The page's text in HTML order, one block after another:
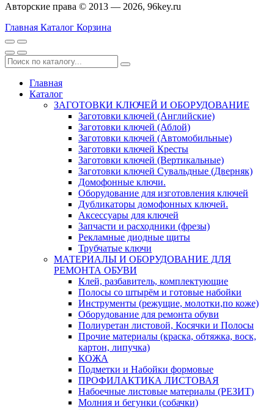
Авторские права © 2013 — 2026, 96key.ru
Главная Каталог Корзина
Главная
Каталог
ЗАГОТОВКИ КЛЮЧЕЙ И ОБОРУДОВАНИЕ
Заготовки ключей (Английские)
Заготовки ключей (Аблой)
Заготовки ключей (Автомобильные)
Заготовки ключей Кресты
Заготовки ключей (Вертикальные)
Заготовки ключей Сувальдные (Дверняк)
Домофонные ключи.
Оборудование для изготовления ключей
Дубликаторы домофонных ключей.
Аксессуары для ключей
Запчасти и расходники (фрезы)
Рекламные диодные щиты
Трубчатые ключи
МАТЕРИАЛЫ И ОБОРУДОВАНИЕ ДЛЯ
РЕМОНТА ОБУВИ
Клей, разбавитель, комплектующие
Полосы со штырём и готовые набойки
Инструменты (режущие, молотки,по коже)
Оборудование для ремонта обуви
Полиуретан листовой, Косячки и Полосы
Прочие материалы (краска, обтяжка, воск,
картон, липучка)
КОЖА
Подметки и Набойки формовые
ПРОФИЛАКТИКА ЛИСТОВАЯ
Набоечные листовые материалы (РЕЗИТ)
Молния и бегунки (собачки)